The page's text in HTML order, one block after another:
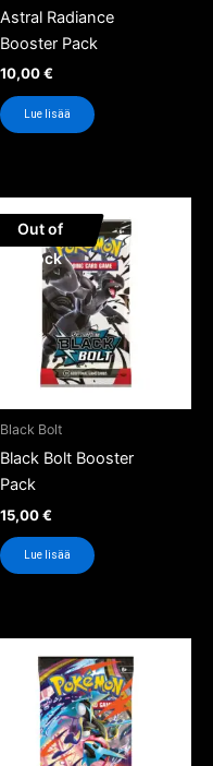
Astral Radiance
Booster Pack
10,00€
Lue lisää
Out of
Stock
Black Bolt
Black Bolt Booster
Pack
15,00€
Lue lisää